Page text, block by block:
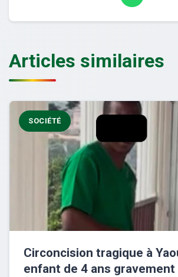
Articles similaires
SOCIÉTÉ
Circoncision tragique à
enfant de 4 ans